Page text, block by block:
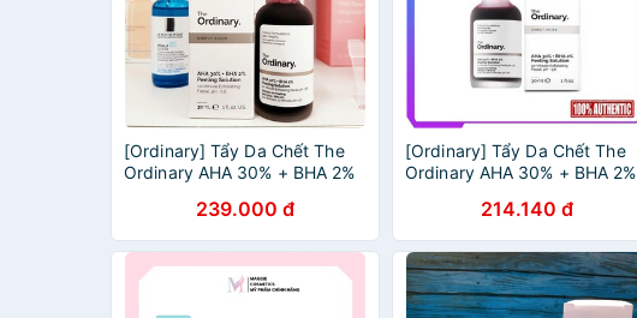
[Ordinary] Tẩy Da Chết The
Ordinary AHA 30% + BHA 2%
239.000 đ
[Ordinary] Tẩy Da Chết The
Ordinary AHA 30% + BHA 2%
214.140 đ